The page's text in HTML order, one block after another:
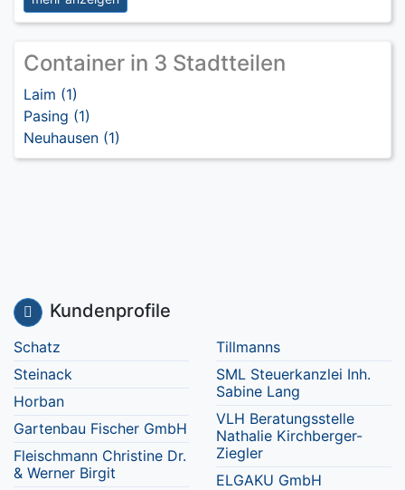
Container in 3 Stadtteilen
Laim (1)
Pasing (1)
Neuhausen (1)
Kundenprofile
Schatz
Steinack
Horban
Gartenbau Fischer GmbH
Fleischmann Christine Dr.
& Werner Birgit
Tillmanns
SML Steuerkanzlei Inh.
Sabine Lang
VLH Beratungsstelle
Nathalie Kirchberger-
Ziegler
ELGAKU GmbH